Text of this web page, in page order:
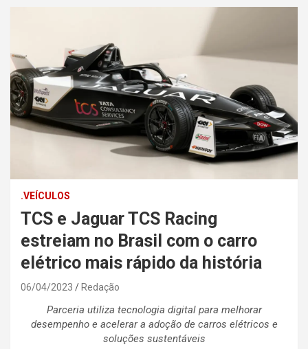
.VEÍCULOS
TCS e Jaguar TCS Racing
estreiam no Brasil com o carro
elétrico mais rápido da história
06/04/2023 Redação
Parceria utiliza tecnologia digital para melhorar
desempenho e acelerar a adoção de carros elétricos e
soluções sustentáveis